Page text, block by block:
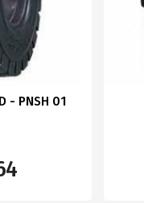
- PNSH 01